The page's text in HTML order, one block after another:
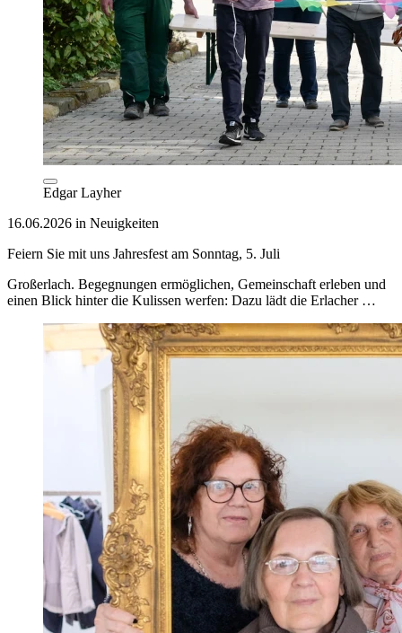
Edgar Layher
16.06.2026 in Neuigkeiten
Feiern Sie mit uns Jahresfest am Sonntag, 5. Juli
Großerlach. Begegnungen ermöglichen, Gemeinschaft erleben und
einen Blick hinter die Kulissen werfen: Dazu lädt die Erlacher …